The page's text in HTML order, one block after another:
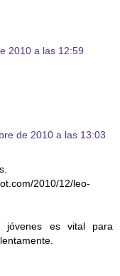
2010 a las 12:59
de 2010 a las 13:03
2010/12/leo-
jóvenes es vital para